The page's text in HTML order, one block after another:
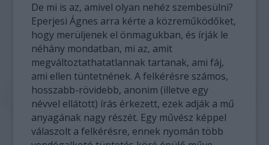
De mi is az, amivel olyan nehéz szembesülni?
Eperjesi Ágnes arra kérte a közreműködőket,
hogy merüljenek el önmagukban, és írják le
néhány mondatban, mi az, amit
megváltoztathatatlannak tartanak, ami fáj,
ami ellen tüntetnének. A felkérésre számos,
hosszabb-rövidebb, anonim (illetve egy
névvel ellátott) írás érkezett, ezek adják a mű
anyagának nagy részét. Egy művész képpel
válaszolt a felkérésre, ennek nyomán több